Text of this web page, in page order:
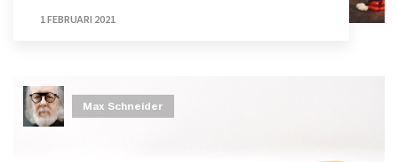
1 FEBRUARI 2021
Max Schneider